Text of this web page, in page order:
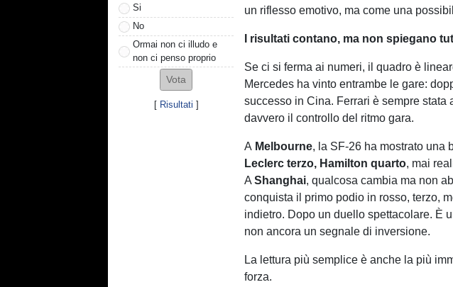
Si
No
Ormai non ci illudo e
non ci penso proprio
[ Risultati ]
un riflesso emotivo, ma come una
I risultati contano, ma non spiegano
Se ci si ferma ai numeri, il quadro è
Mercedes ha vinto entrambe le gare:
successo in Cina. Ferrari è sempre stata
davvero il controllo del ritmo gara.
A Melbourne, la SF-26 ha mostrato una
Leclerc terzo, Hamilton quarto, mai
AShanghai, qualcosa cambia ma non
conquista il primo podio in rosso, terzo,
indietro. Dopo un duello spettacolare. È
non ancora un segnale di inversione.
La lettura più semplice è anche la più
forza.